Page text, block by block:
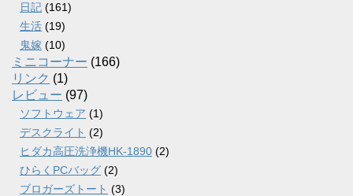
日記 (161)
生活 (19)
鬼嫁 (10)
ミニコーナー (166)
リンク (1)
レビュー (97)
ソフトウェア (1)
デスクライト (2)
ヒダカ高圧洗浄機HK-1890 (2)
ひらくPCバッグ (2)
ブロガーズトート (3)